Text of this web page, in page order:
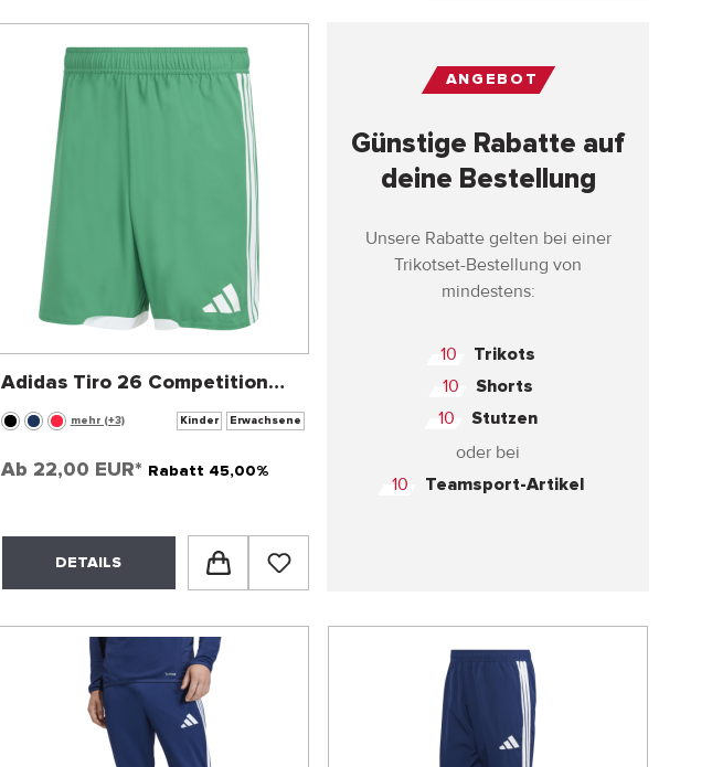
Adidas Tiro 26 Competition
Match Short
mehr (+3) Kinder Erwachsene
Ab 22,00 EUR* Rabatt 45,00%
DETAILS
ANGEBOT
Günstige Rabatte auf
deine Bestellung
Unsere Rabatte gelten bei einer
Trikotset-Bestellung von
mindestens:
10 Trikots
10 Shorts
10 Stutzen
oder bei
10
Teamsport-Artikel